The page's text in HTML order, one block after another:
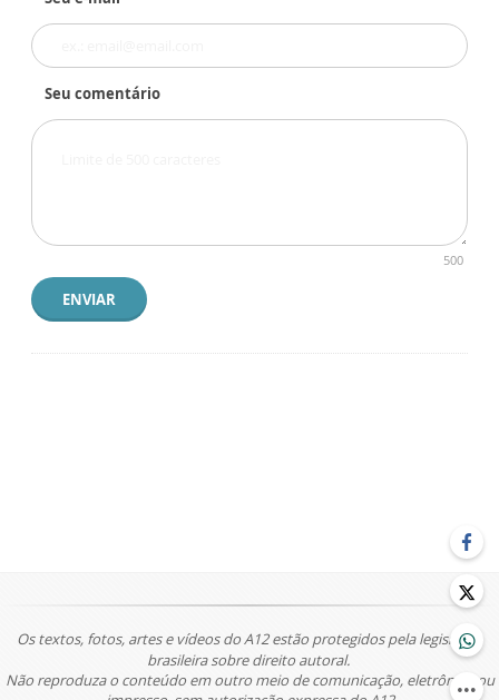
Seu comentário
500
ENVIAR
Os textos, fotos, artes e vídeos do A12 estão protegidos pela legislação
brasileira sobre direito autoral.
Não reproduza o conteúdo em outro meio de comunicação, eletrônico ou